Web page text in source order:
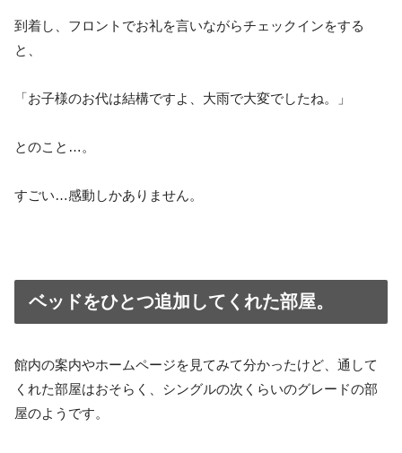
到着し、フロントでお礼を言いながらチェックインをする
と、
「お子様のお代は結構ですよ、大雨で大変でしたね。」
とのこと…。
すごい…感動しかありません。
ベッドをひとつ追加してくれた部屋。
館内の案内やホームページを見てみて分かったけど、通して
くれた部屋はおそらく、シングルの次くらいのグレードの部
屋のようです。